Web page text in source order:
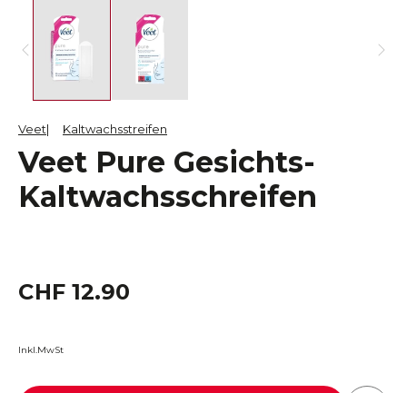
Veet Kaltwachsstreifen
Veet Pure Gesichts-
Kaltwachsschreifen
CHF 12.90
Inkl.MwSt